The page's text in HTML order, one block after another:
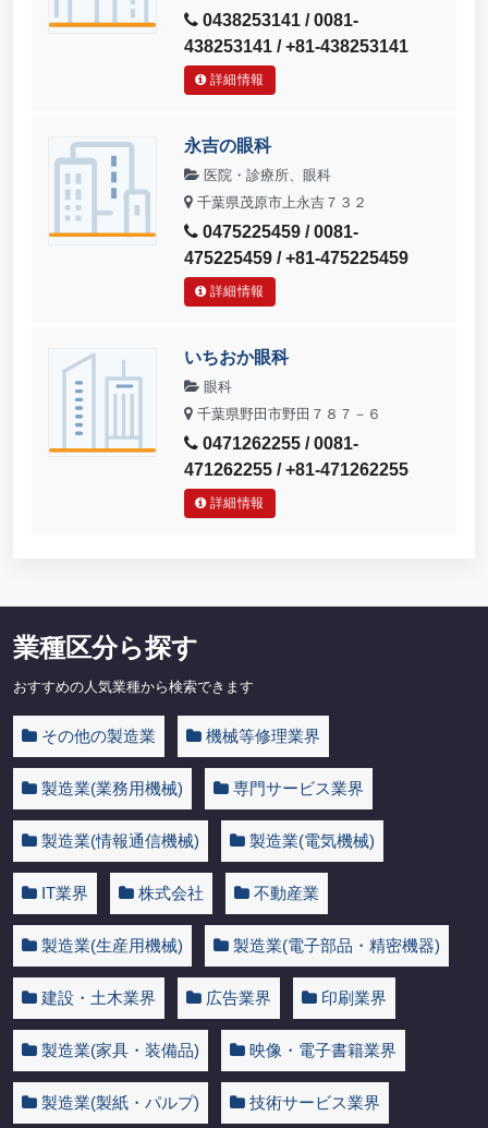
0438253141 / 0081-
438253141 / +81-438253141
詳細情報
永吉の眼科
医院・診療所、眼科
千葉県茂原市上永吉７３２
0475225459 / 0081-
475225459 / +81-475225459
詳細情報
いちおか眼科
眼科
千葉県野田市野田７８７－６
0471262255 / 0081-
471262255 / +81-471262255
詳細情報
業種区分ら探す
おすすめの人気業種から検索できます
その他の製造業 機械等修理業界
製造業(業務用機械) 専門サービス業界
製造業(情報通信機械) 製造業(電気機械)
IT業界 株式会社 不動産業
製造業(生産用機械) 製造業(電子部品・精密機器)
建設・土木業界 広告業界 印刷業界
製造業(家具・装備品) 映像・電子書籍業界
製造業(製紙・パルプ) 技術サービス業界